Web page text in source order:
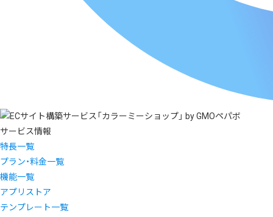
サービス情報
特長一覧
プラン・料金一覧
機能一覧
アプリストア
テンプレート一覧